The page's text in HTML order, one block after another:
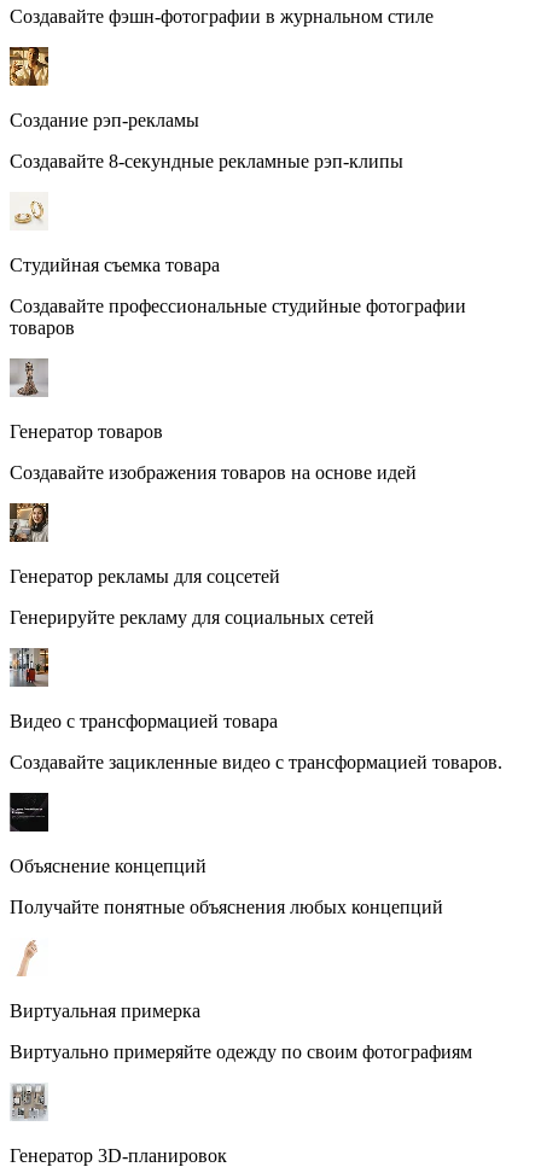
Создавайте фэшн-фотографии в журнальном стиле
Создание рэп-рекламы
Создавайте 8-секундные рекламные рэп-клипы
Студийная съемка товара
Создавайте профессиональные студийные фотографии
товаров
Генератор товаров
Создавайте изображения товаров на основе идей
Генератор рекламы для соцсетей
Генерируйте рекламу для социальных сетей
Видео с трансформацией товара
Создавайте зацикленные видео с трансформацией товаров.
Объяснение концепций
Получайте понятные объяснения любых концепций
Виртуальная примерка
Виртуально примеряйте одежду по своим фотографиям
Генератор 3D-планировок